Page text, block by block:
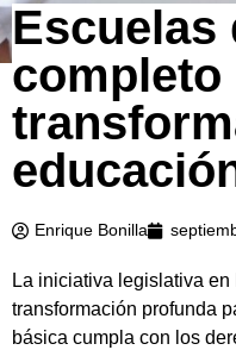
Escuelas
completo
Enrique Bonilla
La iniciativa legislativa
transformación profunda
básica cumpla con los